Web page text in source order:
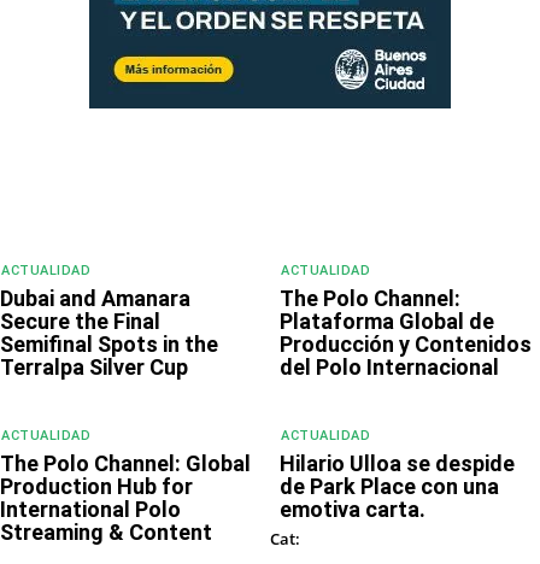
ACTUALIDAD
Dubai and Amanara
Secure the Final
Semifinal Spots in the
Terralpa Silver Cup
ACTUALIDAD
The Polo Channel:
Plataforma Global de
Producción y Contenidos
del Polo Internacional
ACTUALIDAD
The Polo Channel: Global
Production Hub for
International Polo
Streaming & Content
ACTUALIDAD
Hilario Ulloa se despide
de Park Place con una
emotiva carta.
Cat: